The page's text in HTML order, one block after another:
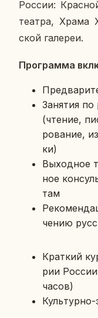
России:
театра, Храма
ской га­ле­реи.
Про­грам­ма
За­ня­тия по
(чтение,
ро­ва­ние,
ки)
Вы­ход­ное
ное
там
че­нию
Крат­кий
рии
часов)